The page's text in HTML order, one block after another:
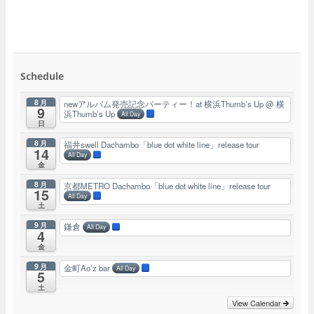
Schedule
8月
9
日
newアルバム発売記念パーティー！at 横浜Thumb’s Up@ 横
浜Thumb’s Up
All Day
8月
14
金
福井swell Dachambo「blue dot white line」release tour
All Day
8月
15
土
京都METRO Dachambo「blue dot white line」release tour
All Day
9月
4
金
鎌倉 All Day
9月
5
土
金町Ao’z bar All Day
View Calendar